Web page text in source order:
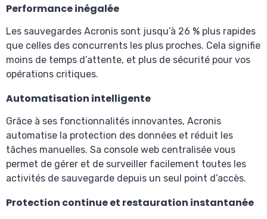
Performance inégalée
Les sauvegardes Acronis sont jusqu’à 26 % plus rapides
que celles des concurrents les plus proches. Cela signifie
moins de temps d’attente, et plus de sécurité pour vos
opérations critiques.
Automatisation intelligente
Grâce à ses fonctionnalités innovantes, Acronis
automatise la protection des données et réduit les
tâches manuelles. Sa console web centralisée vous
permet de gérer et de surveiller facilement toutes les
activités de sauvegarde depuis un seul point d’accès.
Protection continue et restauration instantanée